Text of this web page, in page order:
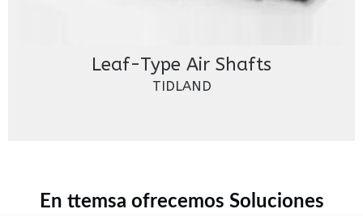
Leaf-Type Air Shafts
TIDLAND
En ttemsa ofrecemos Soluciones